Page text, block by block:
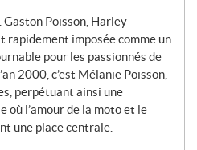
Gaston Poisson, Harley-
rapidement imposée comme un
pour les passionnés de
2000, c’est Mélanie Poisson,
perpétuant ainsi une
l’amour de la moto et le
une place centrale.